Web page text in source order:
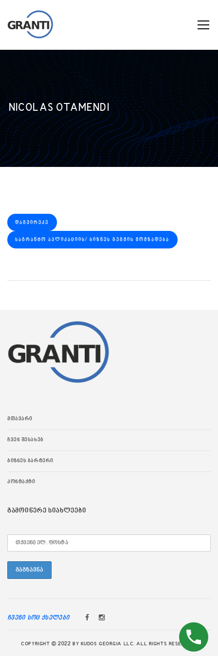
NICOLAS OTAMENDI
ᲓᲐᲒᲕᲘᲠᲔᲙᲔ
ᲡᲐᲒᲠᲐᲜᲢᲝ ᲐᲞᲚᲘᲙᲐᲪᲘᲘᲡ/ ᲑᲘᲖᲜᲔᲡ ᲒᲔᲒᲛᲘᲡ ᲛᲝᲛᲖᲐᲓᲔᲑᲐ
ᲛᲗᲐᲕᲐᲠᲘ
ᲩᲕᲔᲜ ᲨᲔᲡᲐᲮᲔᲑ
ᲑᲘᲖᲜᲔᲡ ᲑᲐᲠᲢᲔᲠᲘ
ᲙᲝᲜᲢᲐᲥᲢᲘ
ᲒᲐᲛᲝᲘᲬᲔᲠᲔ ᲡᲘᲐᲮᲚᲔᲔᲑᲘ
ჩვენი სოც ქსელები
COPYRIGHT © 2022 BY KUDOS GEORGIA LLC. ALL RIGHTS RESERVED.